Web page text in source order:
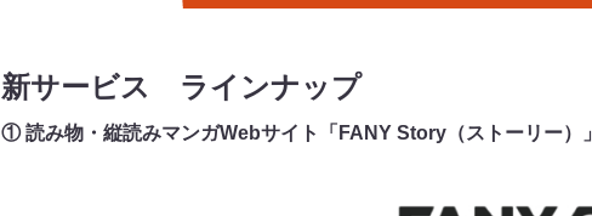
新サービス ラインナップ
① 読み物・縦読みマンガWebサイト「FANY Story（ストーリー）」